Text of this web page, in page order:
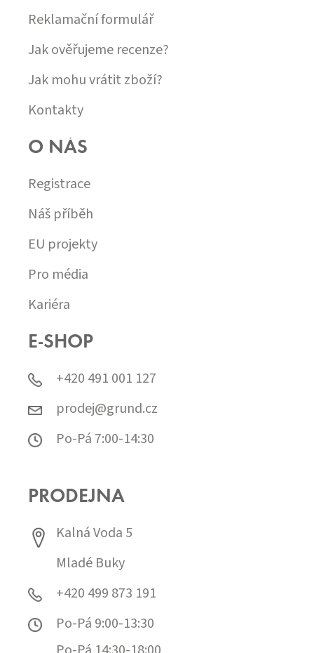
Reklamační formulář
Jak ověřujeme recenze?
Jak mohu vrátit zboží?
Kontakty
O NÁS
Registrace
Náš příběh
EU projekty
Pro média
Kariéra
E-SHOP
+420 491 001 127
prodej@grund.cz
Po-Pá 7:00-14:30
PRODEJNA
Kalná Voda 5
Mladé Buky
+420 499 873 191
Po-Pá 9:00-13:30